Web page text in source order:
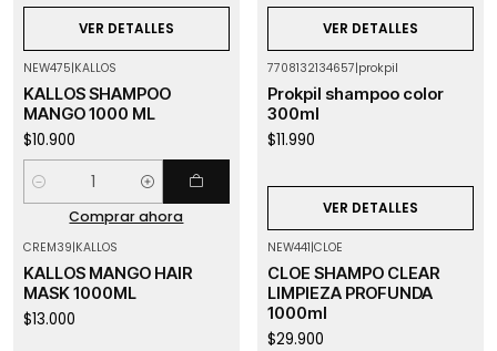
VER DETALLES VER DETALLES
NEW475|KALLOS
KALLOS SHAMPOO
MANGO 1000 ML
$10.900
Cantidad
Comprar ahora
7708132134657|prokpil
Prokpil shampoo color
300ml
$11.990
VER DETALLES
CREM39|KALLOS
KALLOS MANGO HAIR
MASK 1000ML
$13.000
NEW441|CLOE
CLOE SHAMPO CLEAR
LIMPIEZA PROFUNDA
1000ml
$29.900